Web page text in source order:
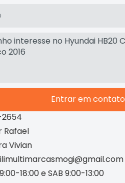
Entrar em contato
2654
Rafael
Vivian
18:00 e SAB 9:00-13:00